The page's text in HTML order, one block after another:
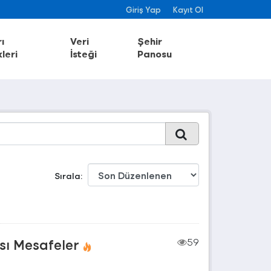
Giriş Yap Kayıt Ol
Veri
İsteği
Şehir
Panosu
Sırala
Mesafeler 59